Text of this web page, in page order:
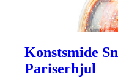
Konstsmide
Pariserhjul